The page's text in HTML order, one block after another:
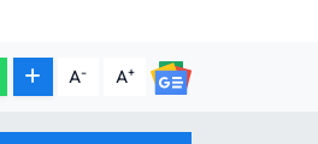
A- A+